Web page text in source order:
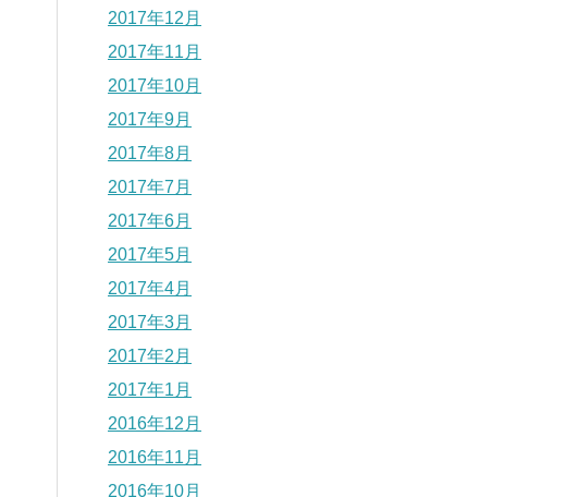
2017年12月
2017年11月
2017年10月
2017年9月
2017年8月
2017年7月
2017年6月
2017年5月
2017年4月
2017年3月
2017年2月
2017年1月
2016年12月
2016年11月
2016年10月